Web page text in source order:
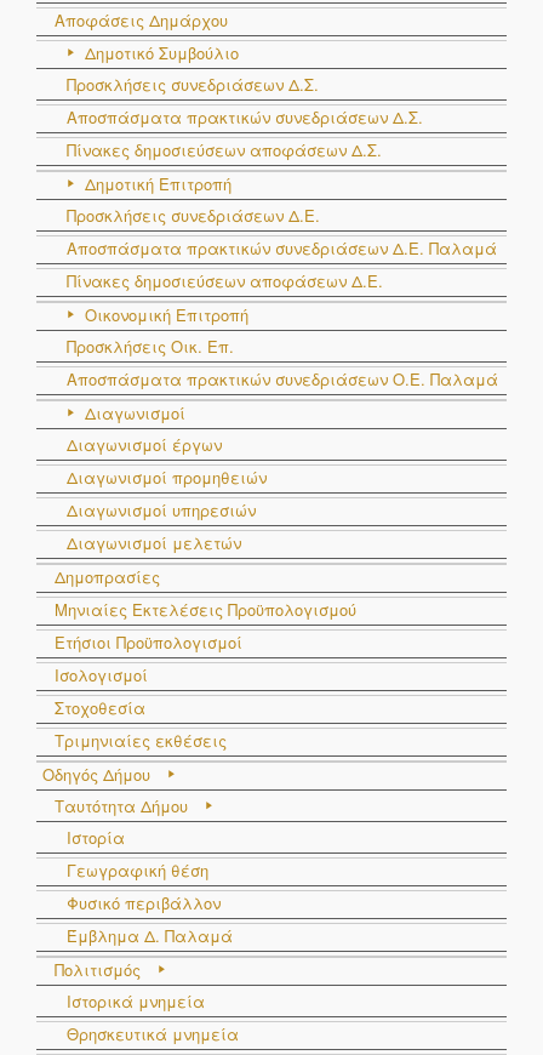
Αποφάσεις Δημάρχου
Δημοτικό Συμβούλιο
Προσκλήσεις συνεδριάσεων Δ.Σ.
Αποσπάσματα πρακτικών συνεδριάσεων Δ.Σ.
Πίνακες δημοσιεύσεων αποφάσεων Δ.Σ.
Δημοτική Επιτροπή
Προσκλήσεις συνεδριάσεων Δ.Ε.
Αποσπάσματα πρακτικών συνεδριάσεων Δ.E. Παλαμά
Πίνακες δημοσιεύσεων αποφάσεων Δ.Ε.
Οικονομική Επιτροπή
Προσκλήσεις Οικ. Επ.
Αποσπάσματα πρακτικών συνεδριάσεων Ο.E. Παλαμά
Διαγωνισμοί
Διαγωνισμοί έργων
Διαγωνισμοί προμηθειών
Διαγωνισμοί υπηρεσιών
Διαγωνισμοί μελετών
Δημοπρασίες
Μηνιαίες Εκτελέσεις Προϋπολογισμού
Ετήσιοι Προϋπολογισμοί
Ισολογισμοί
Στοχοθεσία
Τριμηνιαίες εκθέσεις
Οδηγός Δήμου
Ταυτότητα Δήμου
Ιστορία
Γεωγραφική θέση
Φυσικό περιβάλλον
Έμβλημα Δ. Παλαμά
Πολιτισμός
Ιστορικά μνημεία
Θρησκευτικά μνημεία